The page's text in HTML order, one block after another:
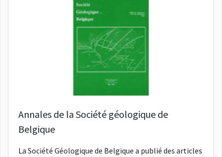
Annales de la Société géologique de
Belgique
La Société Géologique de Belgique a publié des articles